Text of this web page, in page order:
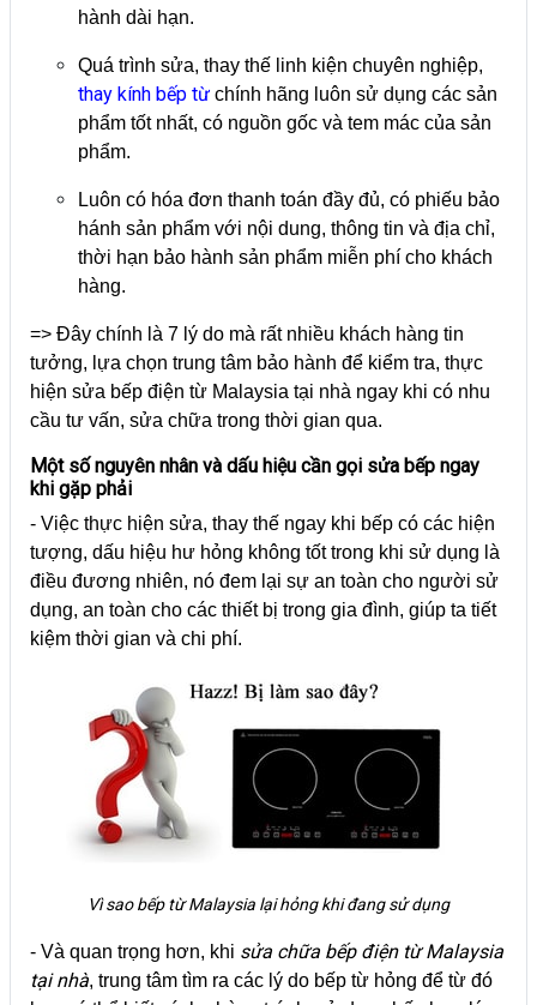
hành dài hạn.
Quá trình sửa, thay thế linh kiện chuyên nghiệp,
thay kính bếp từ chính hãng luôn sử dụng các sản
phẩm tốt nhất, có nguồn gốc và tem mác của sản
phẩm.
Luôn có hóa đơn thanh toán đầy đủ, có phiếu bảo
hánh sản phẩm với nội dung, thông tin và địa chỉ,
thời hạn bảo hành sản phẩm miễn phí cho khách
hàng.
=> Đây chính là 7 lý do mà rất nhiều khách hàng tin
tưởng, lựa chọn trung tâm bảo hành để kiểm tra, thực
hiện sửa bếp điện từ Malaysia tại nhà ngay khi có nhu
cầu tư vấn, sửa chữa trong thời gian qua.
Một số nguyên nhân và dấu hiệu cần gọi sửa bếp ngay
khi gặp phải
- Việc thực hiện sửa, thay thế ngay khi bếp có các hiện
tượng, dấu hiệu hư hỏng không tốt trong khi sử dụng là
điều đương nhiên, nó đem lại sự an toàn cho người sử
dụng, an toàn cho các thiết bị trong gia đình, giúp ta tiết
kiệm thời gian và chi phí.
Vì sao bếp từ Malaysia lại hỏng khi đang sử dụng
- Và quan trọng hơn, khi sửa chữa bếp điện từ Malaysia
tại nhà, trung tâm tìm ra các lý do bếp từ hỏng để từ đó